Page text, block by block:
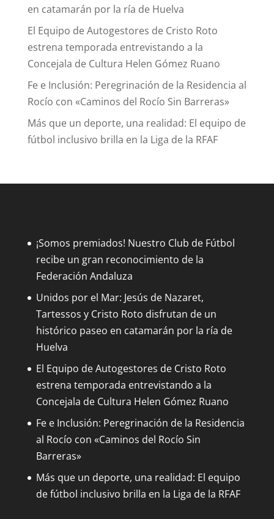
en catamarán por la ría de Huelva
El Equipo de Autogestores de Cristo Roto
estrena temporada entrevistando a la
Concejala de Cultura Helen Gómez Ruano
Fe e Inclusión: Peregrinación de la Residencia al
Rocío con «Caminos del Rocío Sin Barreras»
Más que un deporte, una realidad: El equipo de
fútbol inclusivo brilla en la Liga de la RFAF
¡Somos premiados! Nuestro Club de Fútbol
recibe un gran reconocimiento de la
Federación Andaluza
Unidos por el Mar: Jesús de Nazaret,
Tartessos y Cristo Roto disfrutan de un
histórico paseo en catamarán por la ría de
Huelva
El Equipo de Autogestores de Cristo Roto
estrena temporada entrevistando a la
Concejala de Cultura Helen Gómez Ruano
Fe e Inclusión: Peregrinación de la Residencia
al Rocío con «Caminos del Rocío Sin
Barreras»
Más que un deporte, una realidad: El equipo
de fútbol inclusivo brilla en la Liga de la RFAF